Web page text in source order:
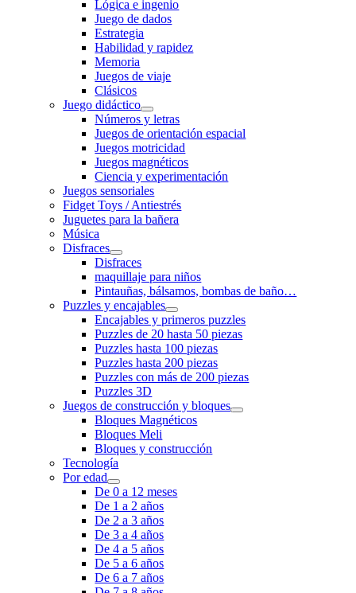
Lógica e ingenio
Juego de dados
Estrategia
Habilidad y rapidez
Memoria
Juegos de viaje
Clásicos
Juego didáctico
Números y letras
Juegos de orientación espacial
Juegos motricidad
Juegos magnéticos
Ciencia y experimentación
Juegos sensoriales
Fidget Toys / Antiestrés
Juguetes para la bañera
Música
Disfraces
Disfraces
maquillaje para niños
Pintauñas, bálsamos, bombas de baño…
Puzzles y encajables
Encajables y primeros puzzles
Puzzles de 20 hasta 50 piezas
Puzzles hasta 100 piezas
Puzzles hasta 200 piezas
Puzzles con más de 200 piezas
Puzzles 3D
Juegos de construcción y bloques
Bloques Magnéticos
Bloques Meli
Bloques y construcción
Tecnología
Por edad
De 0 a 12 meses
De 1 a 2 años
De 2 a 3 años
De 3 a 4 años
De 4 a 5 años
De 5 a 6 años
De 6 a 7 años